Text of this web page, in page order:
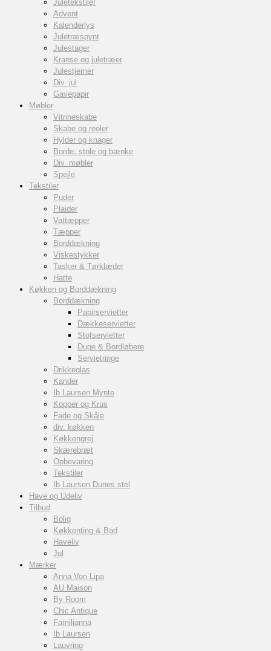
Juletekstiler
Advent
Kalenderlys
Juletræspynt
Julestager
Kranse og juletræer
Julestjerner
Div. jul
Gavepapir
Møbler
Vitrineskabe
Skabe og reoler
Hylder og knager
Borde, stole og bænke
Div. møbler
Spejle
Tekstiler
Puder
Plaider
Vattæpper
Tæpper
Borddækning
Viskestykker
Tasker & Tørklæder
Hatte
Køkken og Borddækning
Borddækning
Papirservietter
Dækkeservietter
Stofservietter
Duge & Bordløbere
Servietringe
Drikkeglas
Kander
Ib Laursen Mynte
Kopper og Krus
Fade og Skåle
div. køkken
Køkkengrej
Skærebræt
Opbevaring
Tekstiler
Ib Laursen Dunes stel
Have og Udeliv
Tilbud
Bolig
Køkkenting & Bad
Haveliv
Jul
Mærker
Anna Von Lipa
AU Maison
By Room
Chic Antique
Familianna
Ib Laursen
Lauvring